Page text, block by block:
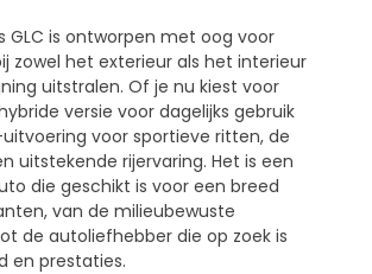
GLC is ontworpen met oog voor
zowel het exterieur als het interieur
uitstralen. Of je nu kiest voor
versie voor dagelijks gebruik
voor sportieve ritten, de
uitstekende rijervaring. Het is een
die geschikt is voor een breed
van de milieubewuste
de autoliefhebber die op zoek is
en prestaties.